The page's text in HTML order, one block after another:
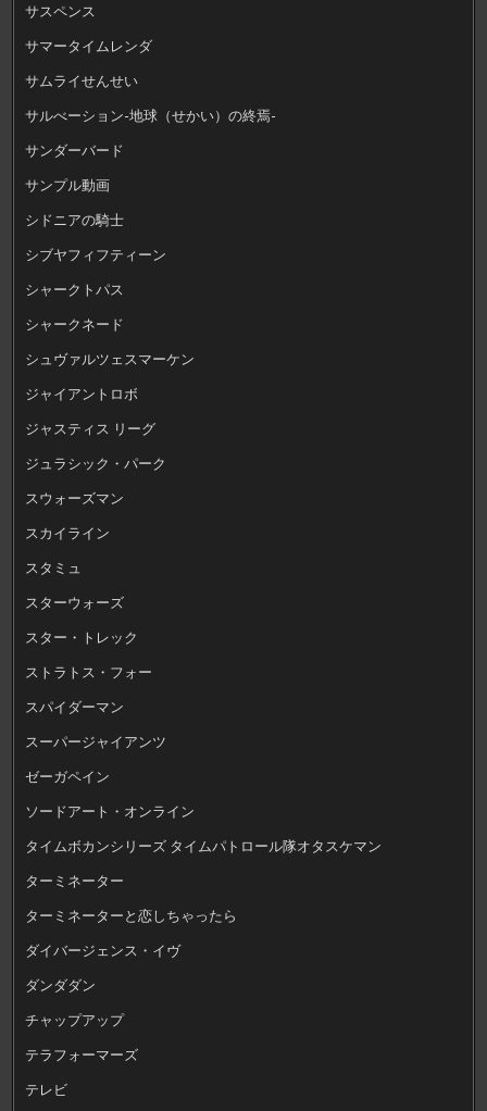
サスペンス
サマータイムレンダ
サムライせんせい
サルべーション-地球（せかい）の終焉-
サンダーバード
サンプル動画
シドニアの騎士
シブヤフィフティーン
シャークトパス
シャークネード
シュヴァルツェスマーケン
ジャイアントロボ
ジャスティス リーグ
ジュラシック・パーク
スウォーズマン
スカイライン
スタミュ
スターウォーズ
スター・トレック
ストラトス・フォー
スパイダーマン
スーパージャイアンツ
ゼーガペイン
ソードアート・オンライン
タイムボカンシリーズ タイムパトロール隊オタスケマン
ターミネーター
ターミネーターと恋しちゃったら
ダイバージェンス・イヴ
ダンダダン
チャップアップ
テラフォーマーズ
テレビ